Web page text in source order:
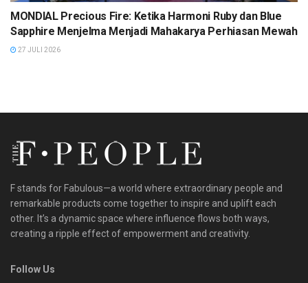
MONDIAL Precious Fire: Ketika Harmoni Ruby dan Blue
Sapphire Menjelma Menjadi Mahakarya Perhiasan Mewah
27 JULI 2026
F stands for Fabulous—a world where extraordinary people and
remarkable products come together to inspire and uplift each
other. It’s a dynamic space where influence flows both ways,
creating a ripple effect of empowerment and creativity.
Follow Us